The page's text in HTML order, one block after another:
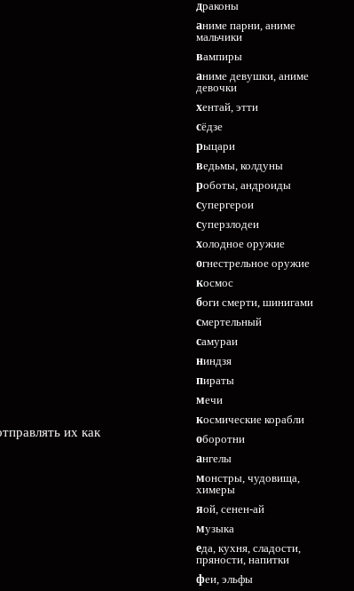
их как
драконы
аниме парни, аниме
мальчики
вампиры
аниме девушки, аниме
девочки
хентай, этти
сёдзе
рыцари
ведьмы, колдуны
роботы, андроиды
супергерои
суперзлодеи
холодное оружие
огнестрельное оружие
космос
боги смерти, шинигами
смертельный
самураи
ниндзя
пираты
мечи
космические корабли
оборотни
ангелы
монстры, чудовища,
химеры
яой, сенен-ай
музыка
еда, кухня, сладости,
пряности, напитки
феи, эльфы